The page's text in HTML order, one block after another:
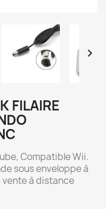

FILAIRE
Compatible Wii.
sous enveloppe à
vente à distance